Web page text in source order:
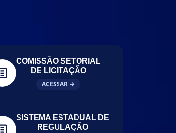
COMISSÃO SETORIAL
DE LICITAÇÃO
ACESSAR →
SISTEMA ESTADUAL DE
REGULAÇÃO